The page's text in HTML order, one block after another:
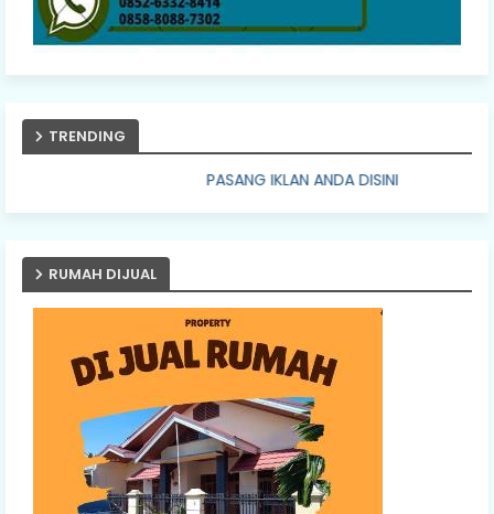
TRENDING
PASANG IKLAN ANDA DISINI
RUMAH DIJUAL